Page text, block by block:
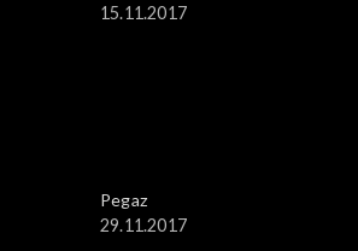
15.11.2017
Pegaz
29.11.2017